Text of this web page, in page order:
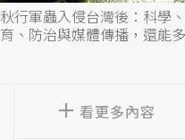
秋行軍蟲入侵台灣後：科學
育、防治與媒體傳播，還能
看更多內容